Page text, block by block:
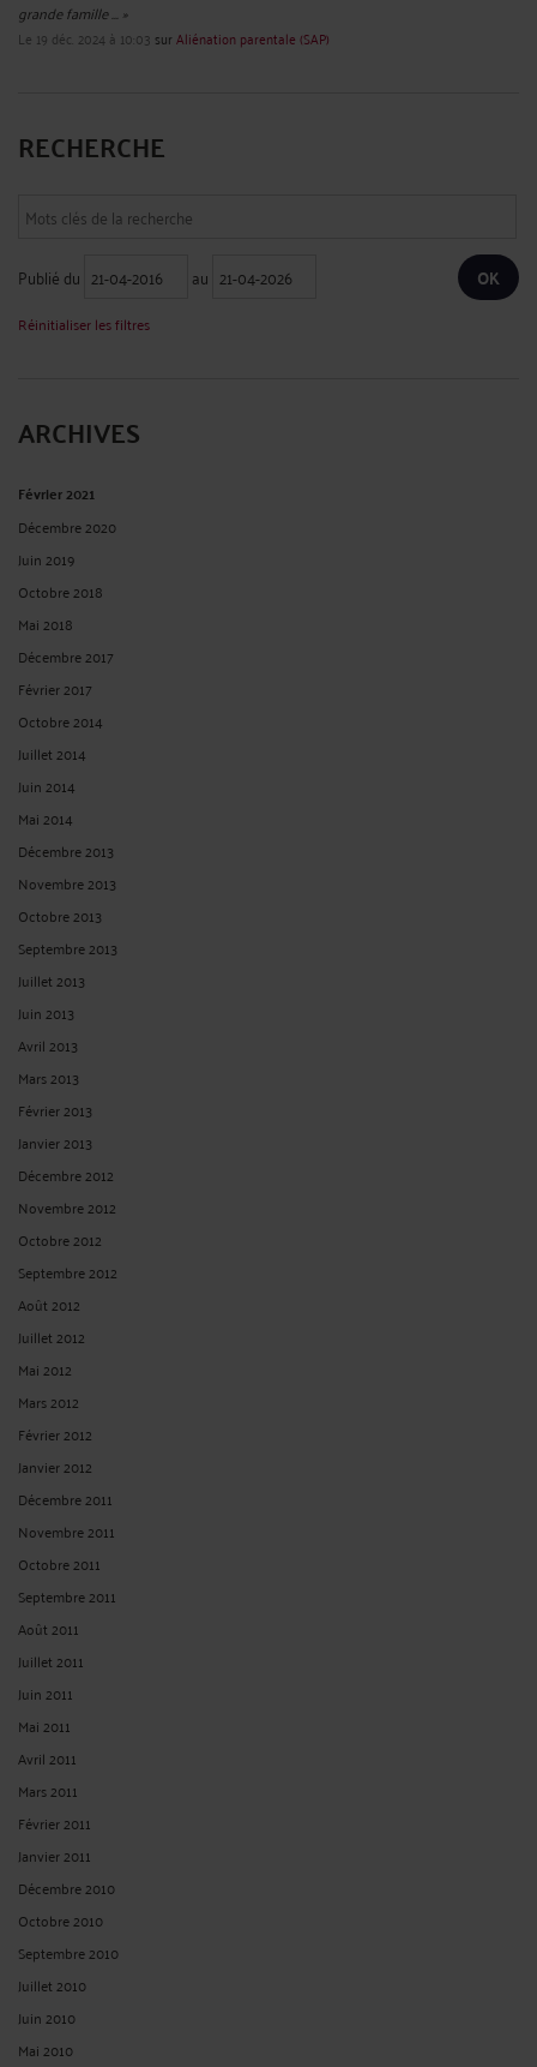
grande famille ... »
Le 19 déc. 2024 à 10:03 surAliénation parentale (SAP)
RECHERCHE
Publié du au
Réinitialiser les filtres
ARCHIVES
Février 2021
Décembre 2020
Juin 2019
Octobre 2018
Mai 2018
Décembre 2017
Février 2017
Octobre 2014
Juillet 2014
Juin 2014
Mai 2014
Décembre 2013
Novembre 2013
Octobre 2013
Septembre 2013
Juillet 2013
Juin 2013
Avril 2013
Mars 2013
Février 2013
Janvier 2013
Décembre 2012
Novembre 2012
Octobre 2012
Septembre 2012
Août 2012
Juillet 2012
Mai 2012
Mars 2012
Février 2012
Janvier 2012
Décembre 2011
Novembre 2011
Octobre 2011
Septembre 2011
Août 2011
Juillet 2011
Juin 2011
Mai 2011
Avril 2011
Mars 2011
Février 2011
Janvier 2011
Décembre 2010
Octobre 2010
Septembre 2010
Juillet 2010
Juin 2010
Mai 2010